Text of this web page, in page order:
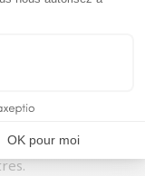
la digestion et
pour chiens
la race en ce qui
les os